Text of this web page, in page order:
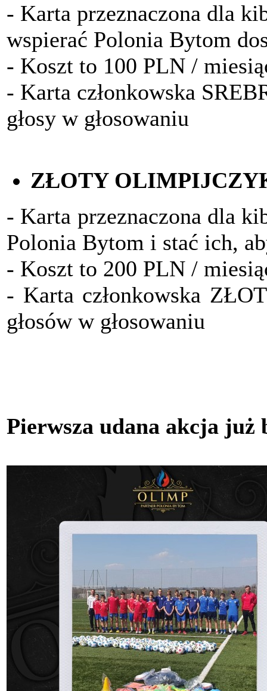
- Karta przeznaczona dla
wspierać Polonia Bytom
- Koszt to 100 PLN /
- Karta członkowska
głosy w głosowaniu
ZŁOTY
- Karta przeznaczona dla
Polonia Bytom i stać ich,
- Koszt to 200 PLN /
- Karta członkowska
głosów w głosowaniu
Pierwsza udana akcja już